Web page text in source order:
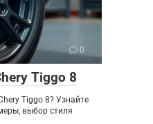
0
Tiggo 8
Tiggo 8? Узнайте
выбор стиля